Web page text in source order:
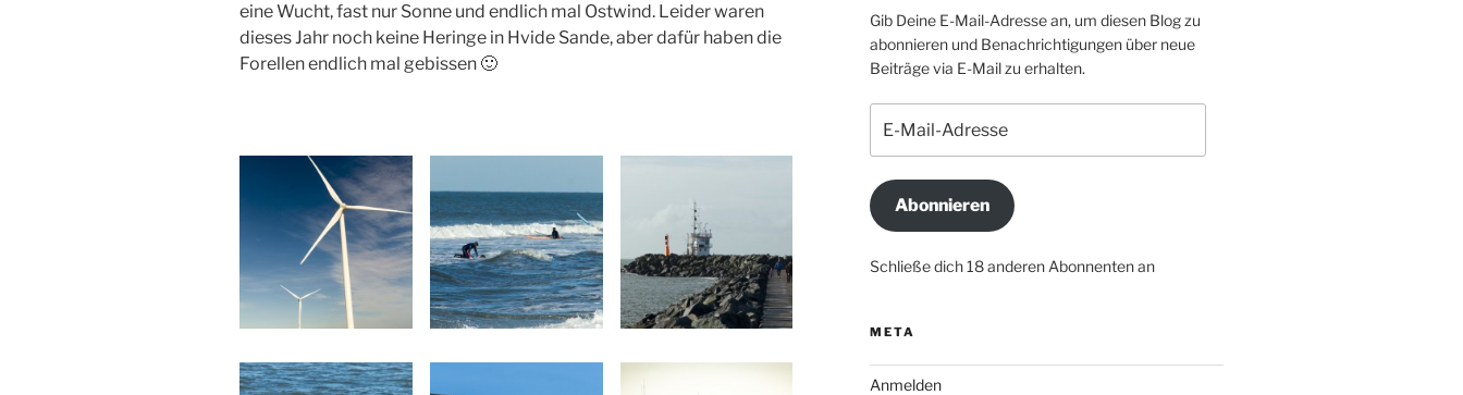
eine Wucht, fast nur Sonne und endlich mal Ostwind. Leider waren
dieses Jahr noch keine Heringe in Hvide Sande, aber dafür haben die
Forellen endlich mal gebissen 🙂
Gib Deine E-Mail-Adresse an, um diesen Blog zu
abonnieren und Benachrichtigungen über neue
Beiträge via E-Mail zu erhalten.
Mail-
Adresse
Abonnieren
Schließe dich 18 anderen Abonnenten an
META
Anmelden